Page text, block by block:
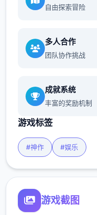
自由探索冒险
多人合作
团队协作挑战
成就系统
丰富的奖励机制
游戏标签
#神作 #娱乐
游戏截图